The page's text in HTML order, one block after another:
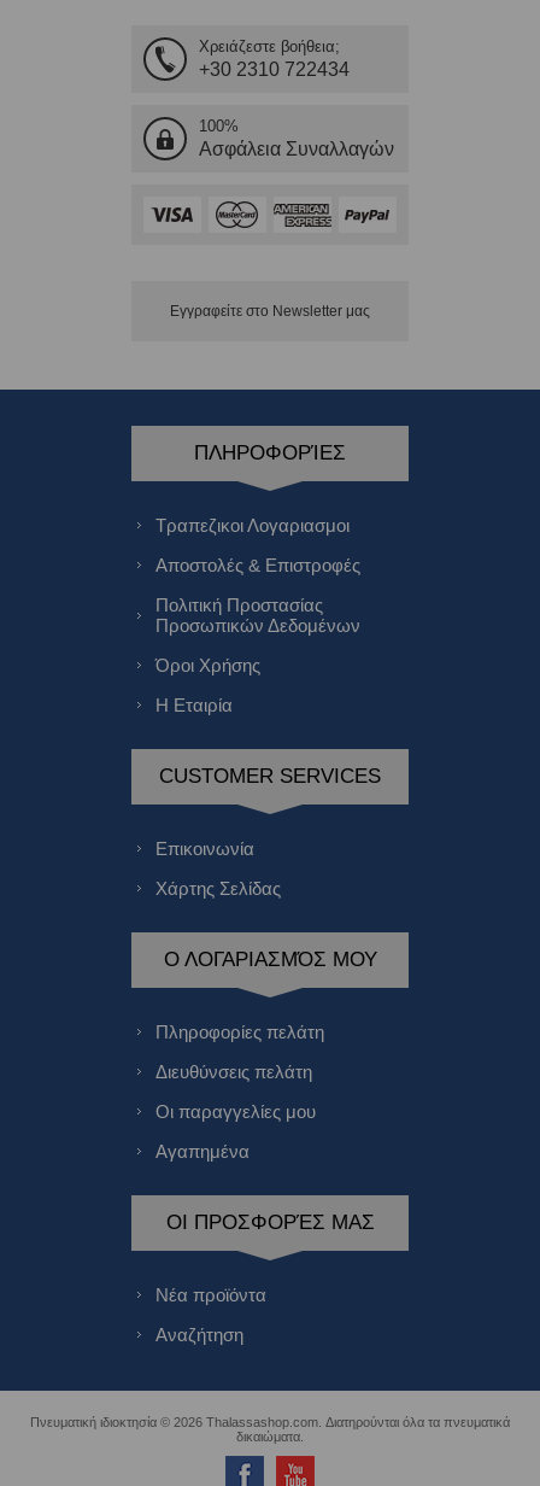
Χρειάζεστε βοήθεια;
+30 2310 722434
100%
Ασφάλεια Συναλλαγών
Εγγραφείτε στο Νewsletter μας
ΠΛΗΡΟΦΟΡΊΕΣ
Τραπεζικοι Λογαριασμοι
Αποστολές & Επιστροφές
Πολιτική Προστασίας
Προσωπικών Δεδομένων
Όροι Χρήσης
Η Εταιρία
CUSTOMER SERVICES
Επικοινωνία
Χάρτης Σελίδας
Ο ΛΟΓΑΡΙΑΣΜΌΣ ΜΟΥ
Πληροφορίες πελάτη
Διευθύνσεις πελάτη
Οι παραγγελίες μου
Αγαπημένα
ΟΙ ΠΡΟΣΦΟΡΈΣ ΜΑΣ
Νέα προϊόντα
Αναζήτηση
Πνευματική ιδιοκτησία © 2026 Thalassashop.com. Διατηρούνται όλα τα πνευματικά
δικαιώματα.